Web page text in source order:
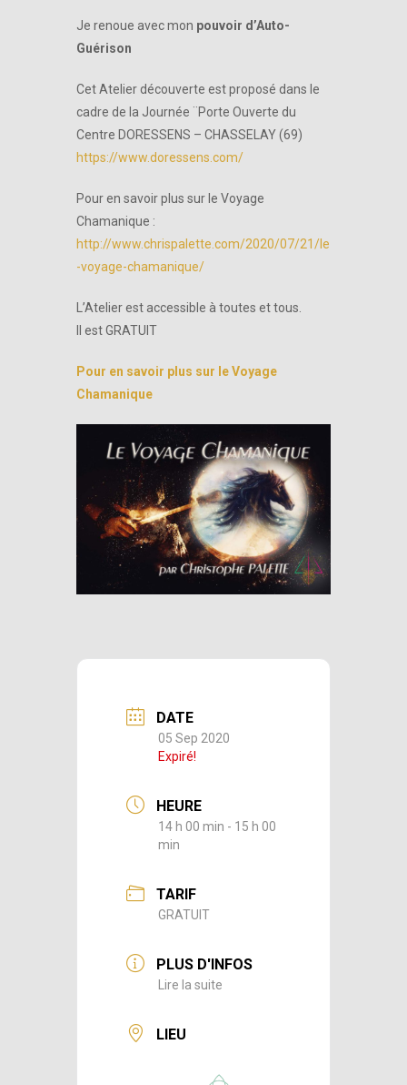
Je renoue avec mon pouvoir d’Auto-
Guérison
Cet Atelier découverte est proposé dans le
cadre de la Journée ¨Porte Ouverte du
Centre DORESSENS – CHASSELAY (69)
https://www.doressens.com/
Pour en savoir plus sur le Voyage
Chamanique :
http://www.chrispalette.com/2020/07/21/le
-voyage-chamanique/
L’Atelier est accessible à toutes et tous.
Il est GRATUIT
Pour en savoir plus sur le Voyage
Chamanique
DATE
05 Sep 2020
Expiré!
HEURE
14 h 00 min - 15 h 00
min
TARIF
GRATUIT
PLUS D'INFOS
Lire la suite
LIEU